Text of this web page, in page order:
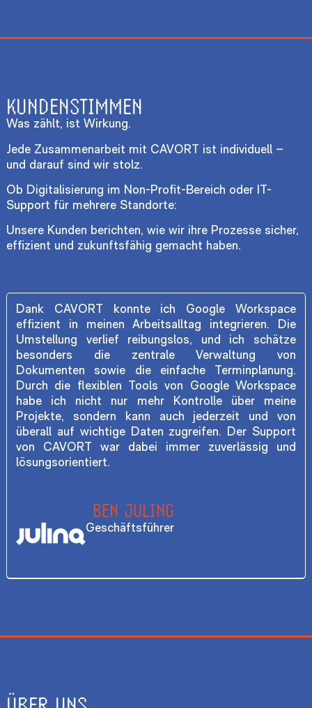
KUNDENSTIMMEN
Was zählt, ist Wirkung.
Jede Zusammenarbeit mit CAVORT ist individuell –
und darauf sind wir stolz.
Ob Digitalisierung im Non-Profit-Bereich oder IT-
Support für mehrere Standorte:
Unsere Kunden berichten, wie wir ihre Prozesse sicher,
effizient und zukunftsfähig gemacht haben.
Dank CAVORT konnte ich Google Workspace
effizient in meinen Arbeitsalltag integrieren. Die
Umstellung verlief reibungslos, und ich schätze
besonders die zentrale Verwaltung von
Dokumenten sowie die einfache Terminplanung.
Durch die flexiblen Tools von Google Workspace
habe ich nicht nur mehr Kontrolle über meine
Projekte, sondern kann auch jederzeit und von
überall auf wichtige Daten zugreifen. Der Support
von CAVORT war dabei immer zuverlässig und
lösungsorientiert.
BEN JULING
Geschäftsführer